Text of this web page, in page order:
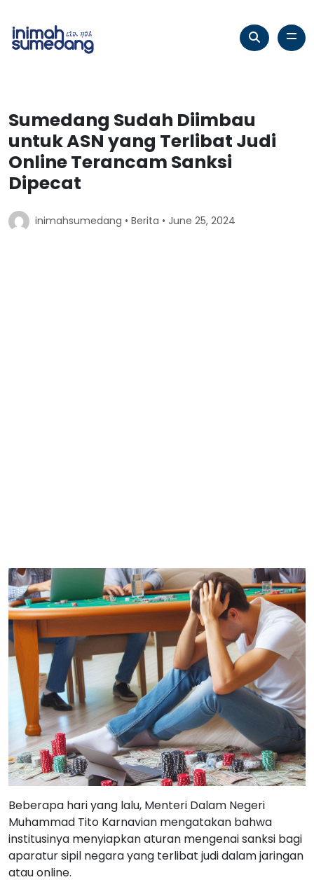
Sumedang Sudah Diimbau
untuk ASN yang Terlibat Judi
Online Terancam Sanksi
Dipecat
inimahsumedang • Berita • June 25, 2024
Beberapa hari yang lalu, Menteri Dalam Negeri
Muhammad Tito Karnavian mengatakan bahwa
institusinya menyiapkan aturan mengenai sanksi bagi
aparatur sipil negara yang terlibat judi dalam jaringan
atau online.